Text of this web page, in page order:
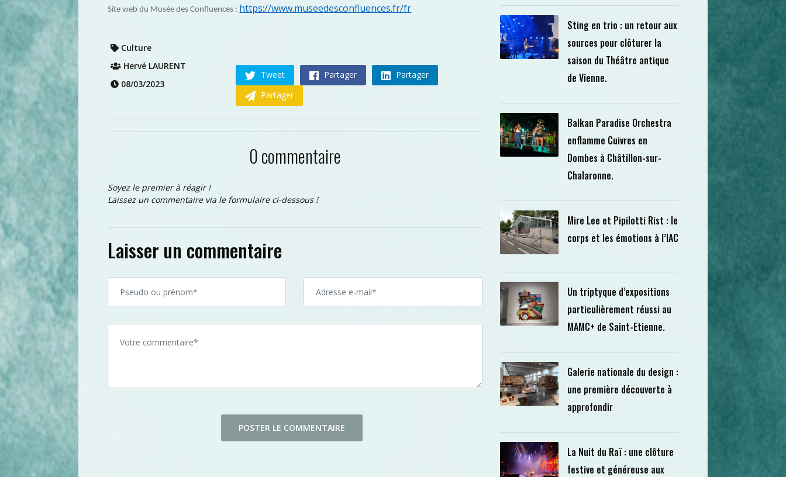
Site web du Musée des Confluences : https://www.museedesconfluences.fr/fr
Culture
Hervé LAURENT
08/03/2023
Tweet Partager
Partager
Partager
0 commentaire
Soyez le premier à réagir !
Laissez un commentaire via le formulaire ci-dessous !
Laisser un commentaire
Sting en trio : un retour aux
sources pour clôturer la
saison du Théâtre antique
de Vienne.
Balkan Paradise Orchestra
enflamme Cuivres en
Dombes à Châtillon-sur-
Chalaronne.
Mire Lee et Pipilotti Rist : le
corps et les émotions à l’IAC
Un triptyque d’expositions
particulièrement réussi au
MAMC+ de Saint-Etienne.
Galerie nationale du design :
une première découverte à
approfondir
La Nuit du Raï : une clôture
festive et généreuse aux